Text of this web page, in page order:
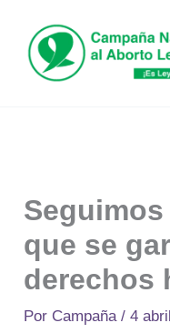
contenido
que se
derechos
Por Campaña/4